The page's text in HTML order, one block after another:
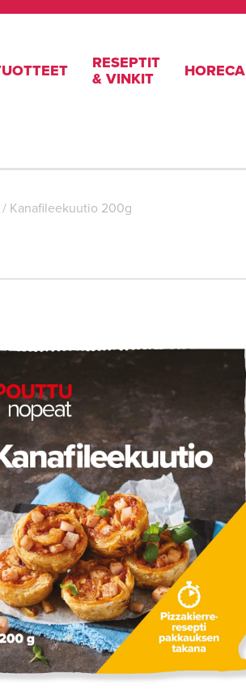
RESEPTIT
& VINKIT HORECA
/ Kanafileekuutio 200g